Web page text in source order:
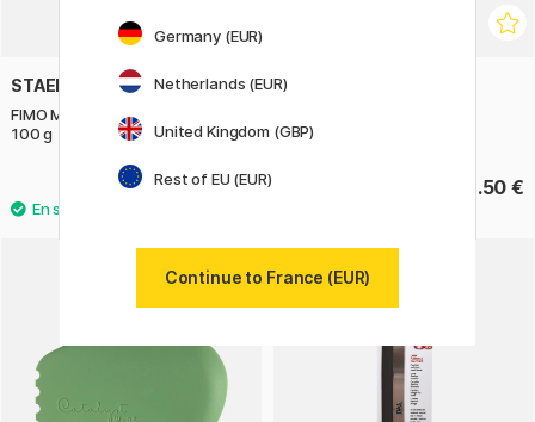
STAEDTLER
FIMO Mix Quick Clay softener
100 g
8.60 €
STAEDTLER
13.50 €
Germany (EUR)
Netherlands (EUR)
United Kingdom (GBP)
Rest of EU (EUR)
Continue to France (EUR)